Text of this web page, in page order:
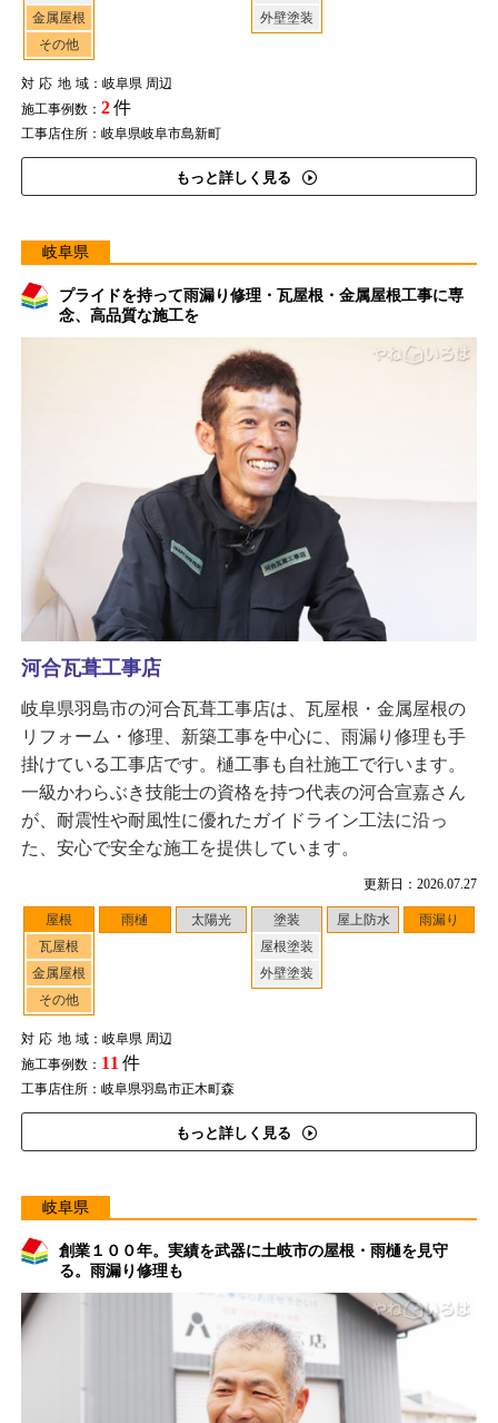
金属屋根
その他
外壁塗装
対応地域：岐阜県 周辺
施工事例数： 2件
工事店住所：岐阜県岐阜市島新町
もっと詳しく見る
岐阜県
プライドを持って雨漏り修理・瓦屋根・金属屋根工事に専
念、高品質な施工を
更新日：2026.07.27
屋根
瓦屋根
金属屋根
その他
雨樋 太陽光
塗装
屋根塗装
外壁塗装
屋上防水 雨漏り
対応地域：岐阜県 周辺
施工事例数： 11 件
工事店住所：岐阜県羽島市正木町森
もっと詳しく見る
河合瓦葺工事店
岐阜県羽島市の河合瓦葺工事店は、瓦屋根・金属屋根の
リフォーム・修理、新築工事を中心に、雨漏り修理も手
掛けている工事店です。樋工事も自社施工で行います。
一級かわらぶき技能士の資格を持つ代表の河合宣嘉さん
が、耐震性や耐風性に優れたガイドライン工法に沿っ
た、安心で安全な施工を提供しています。
岐阜県
創業１００年。実績を武器に土岐市の屋根・雨樋を見守
る。雨漏り修理も